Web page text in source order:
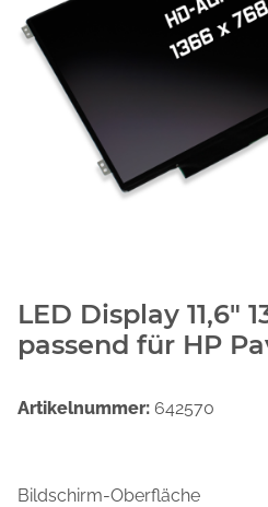
LED Display 11,6"
passend für HP
Artikelnummer: 642570
Bildschirm-Oberfläche